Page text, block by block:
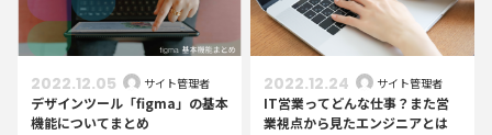
デザインツール「figma」の基本
機能についてまとめ
2022.12.05 サイト管理者
IT営業ってどんな仕事？また営
業視点から見たエンジニアとは
2022.12.24 サイト管理者